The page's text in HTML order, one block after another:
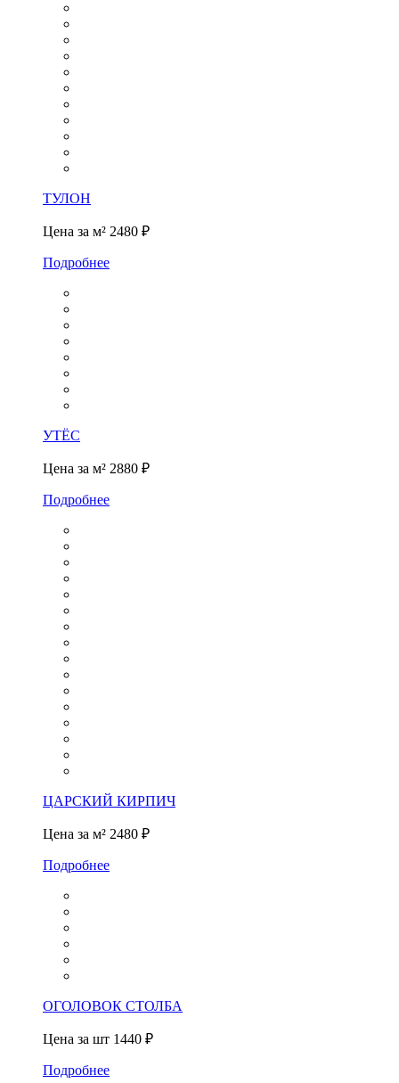
ТУЛОН
Цена за м² 2480 ₽
Подробнее
УТЁС
Цена за м² 2880 ₽
Подробнее
ЦАРСКИЙ КИРПИЧ
Цена за м² 2480 ₽
Подробнее
ОГОЛОВОК СТОЛБА
Цена за шт 1440 ₽
Подробнее